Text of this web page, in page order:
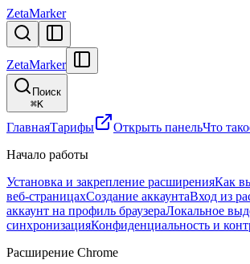
ZetaMarker
ZetaMarker
Поиск
⌘K
ГлавнаяТарифы Открыть панельЧто
Начало работы
Установка и закрепление расширенияКак
веб-страницахСоздание аккаунтаВход из
аккаунт на профиль браузераЛокальное
синхронизацияКонфиденциальность и
Расширение Chrome